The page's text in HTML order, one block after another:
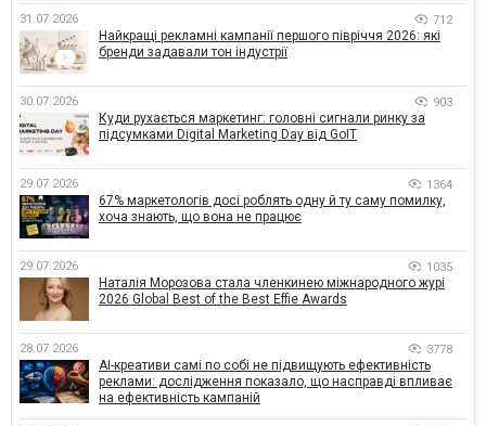
31.07.2026 712
Найкращі рекламні кампанії першого півріччя 2026: які
бренди задавали тон індустрії
30.07.2026 903
Куди рухається маркетинг: головні сигнали ринку за
підсумками Digital Marketing Day від GoIT
29.07.2026 1364
67% маркетологів досі роблять одну й ту саму помилку,
хоча знають, що вона не працює
29.07.2026 1035
Наталія Морозова стала членкинею міжнародного журі
2026 Global Best of the Best Effie Awards
28.07.2026 3778
AI-креативи самі по собі не підвищують ефективність
реклами: дослідження показало, що насправді впливає
на ефективність кампаній